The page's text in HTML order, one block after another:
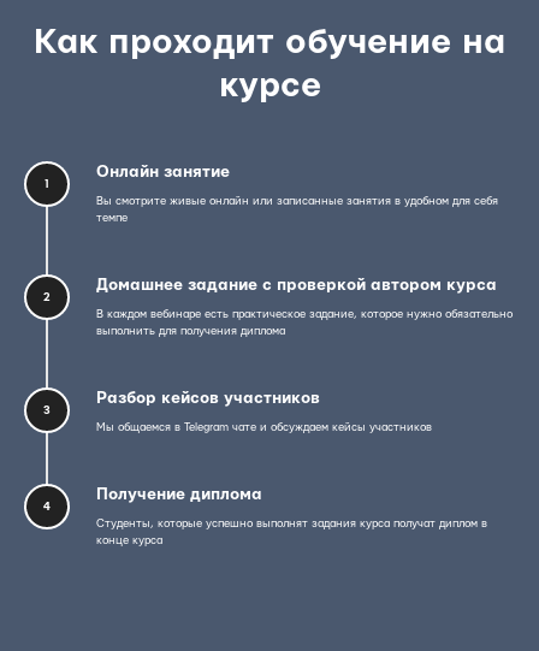
Как проходит обучение на
курсе
1
Онлайн занятие
Вы смотрите живые онлайн или записанные занятия в удобном для себя
темпе
2
Домашнее задание с проверкой автором курса
В каждом вебинаре есть практическое задание, которое нужно обязательно
выполнить для получения диплома
3
Разбор кейсов участников
Мы общаемся в Telegram чате и обсуждаем кейсы участников
4
Получение диплома
Студенты, которые успешно выполнят задания курса получат диплом в
конце курса